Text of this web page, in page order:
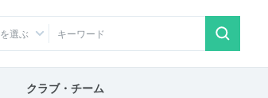
選ぶ
クラブ・チーム